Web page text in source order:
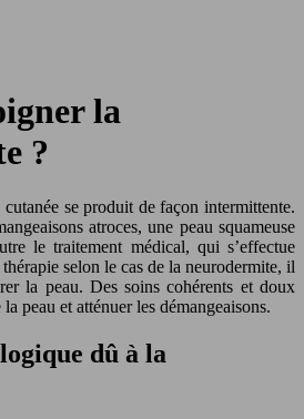
la
?
se produit de façon intermittente.
atroces, une peau squameuse
le traitement médical, qui s’effectue
selon le cas de la neurodermite, il
la peau. Des soins cohérents et doux
peau et atténuer les démangeaisons.
dû à la